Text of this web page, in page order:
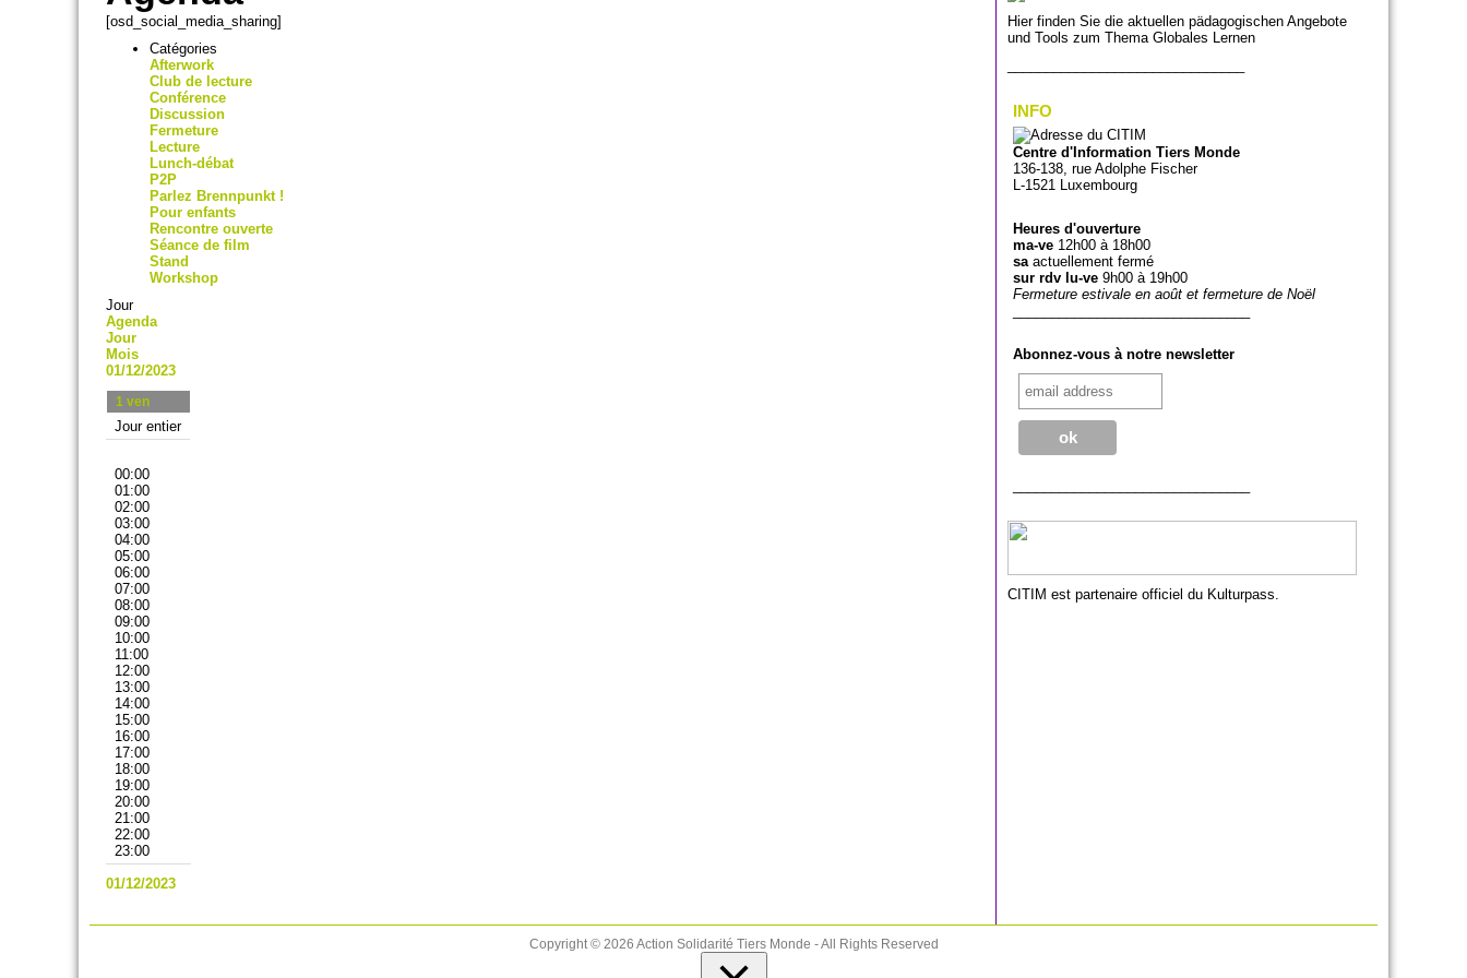
[osd_social_media_sharing]
Catégories
Afterwork
Club de lecture
Conférence
Discussion
Fermeture
Lecture
Lunch-débat
P2P
Parlez Brennpunkt !
Pour enfants
Rencontre ouverte
Séance de film
Stand
Workshop
Jour
Agenda
Jour
Mois
01/12/2023
1 ven
Jour entier
00:00
01:00
02:00
03:00
04:00
05:00
06:00
07:00
08:00
09:00
10:00
11:00
12:00
13:00
14:00
15:00
16:00
17:00
18:00
19:00
20:00
21:00
22:00
23:00
01/12/2023
Hier finden Sie die aktuellen pädagogischen Angebote
und Tools zum Thema Globales Lernen
INFO
Centre d'Information Tiers Monde
136-138, rue Adolphe Fischer
L-1521 Luxembourg
Heures d'ouverture
ma-ve 12h00 à 18h00
saactuellement fermé
sur rdv lu-ve 9h00 à 19h00
Fermeture estivale en août et fermeture de Noël
Abonnez-vous à notre newsletter
CITIM est partenaire officiel du Kulturpass.
Copyright © 2026 Action Solidarité Tiers Monde - All Rights Reserved